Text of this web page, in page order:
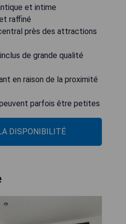
et intime
raffiné
près des attractions
de grande qualité
en raison de la proximité
parfois être petites
DISPONIBILITÉ